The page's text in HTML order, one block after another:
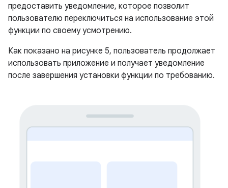
предоставить уведомление, которое позволит
пользователю переключиться на использование этой
функции по своему усмотрению.
Как показано на рисунке 5, пользователь продолжает
использовать приложение и получает уведомление
после завершения установки функции по требованию.